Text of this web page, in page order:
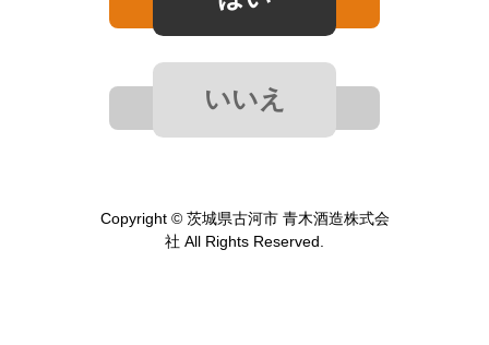
Copyright © 茨城県古河市 青木酒造株式会
社 All Rights Reserved.